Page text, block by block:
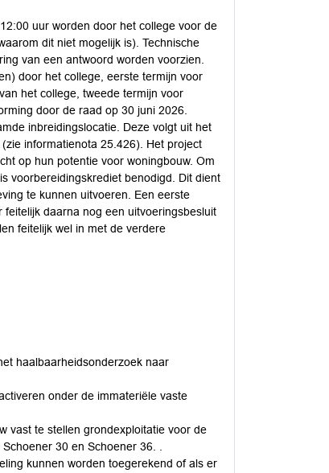
uur worden door het college voor de
dit niet mogelijk is). Technische
van een antwoord worden voorzien.
door het college, eerste termijn voor
het college, tweede termijn voor
door de raad op 30 juni 2026.
inbreidingslocatie. Deze volgt uit het
informatienota 25.426). Het project
op hun potentie voor woningbouw. Om
voorbereidingskrediet benodigd. Dit dient
te kunnen uitvoeren. Een eerste
daarna nog een uitvoeringsbesluit
feitelijk wel in met de verdere
haalbaarheidsonderzoek naar
onder de immateriële vaste
vast te stellen grondexploitatie voor de
30 en Schoener 36. .
kunnen worden toegerekend of als er